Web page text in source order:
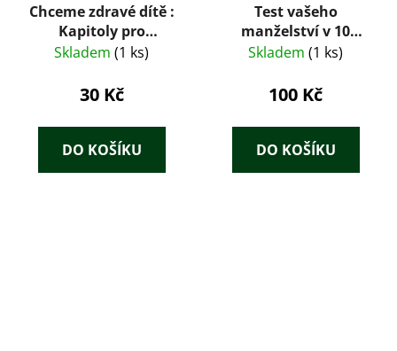
Chceme zdravé dítě :
Kapitoly pro
nastávající matky a
Skladem (1 ks)
30 Kč
DO KOŠÍKU
Test vašeho
manželství v 10
krocích : jak poznat,
Skladem (1 ks)
100 Kč
DO KOŠÍKU